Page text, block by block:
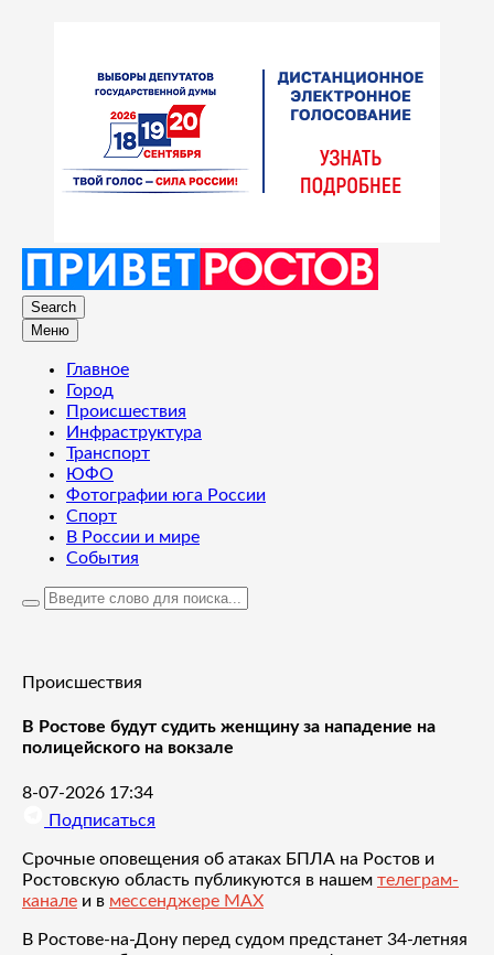
Search
Меню
Главное
Город
Происшествия
Инфраструктура
Транспорт
ЮФО
Фотографии юга России
Спорт
В России и мире
События
Происшествия
В Ростове будут судить женщину за нападение на
полицейского на вокзале
8-07-2026 17:34
Подписаться
Срочные оповещения об атаках БПЛА на Ростов и
Ростовскую область публикуются в нашем телеграм-
канале и в мессенджере MAX
В Ростове-на-Дону перед судом предстанет 34-летняя